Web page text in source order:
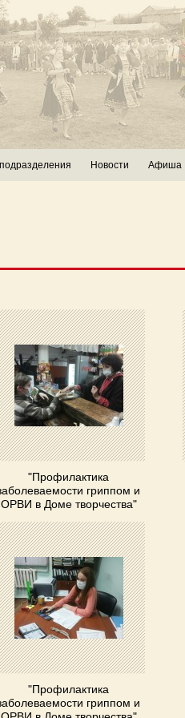
Новости Афиша
"Профилактика
гриппом и
ОРВИ в Доме творчества"
"Профилактика
гриппом и